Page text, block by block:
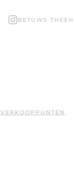
BETUWS
VERKOOPPUNTEN .